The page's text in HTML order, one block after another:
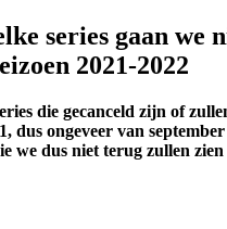
series gaan we
2021-2022
die gecanceld zijn of
dus ongeveer van
we dus niet terug zullen